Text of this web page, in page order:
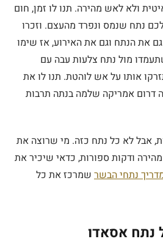
ולא לאש מהירה. תנו לו זמן, חום
לכם נתח שנמס ונפרד מהעצם. וזכרו
את הנתח וגם את האירוע, אז שימו
מול נתח צלעות עבה עם
אותו על אש לוהטת. תנו לו את
דרום אמריקה שלמה בנתה תרבות
אבל לא כל נתח כזה. מי שרוצה את
ודקות ספורות, כדאי שיכיר את
נתחי הבשר שמרכז את כל
נתח אסאדו